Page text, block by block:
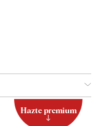
Hazte premium